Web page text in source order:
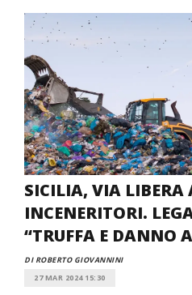
SICILIA, VIA LIBERA
INCENERITORI.
“TRUFFA E DANNO
DI ROBERTO GIOVANNINI
27 MAR 2024 15:30